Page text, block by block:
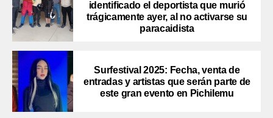
identificado el deportista que murió
trágicamente ayer, al no activarse su
paracaidista
Surfestival 2025: Fecha, venta de
entradas y artistas que serán parte de
este gran evento en Pichilemu